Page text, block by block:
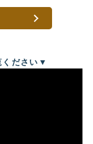
ださい ▼